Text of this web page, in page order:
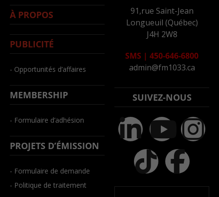
À PROPOS
PUBLICITÉ
- Opportunités d’affaires
MEMBERSHIP
- Formulaire d’adhésion
PROJETS D’ÉMISSION
- Formulaire de demande
- Politique de traitement
91,rue Saint-Jean
Longueuil (Québec)
J4H 2W8
SMS | 450-646-6800
admin@fm1033.ca
SUIVEZ-NOUS